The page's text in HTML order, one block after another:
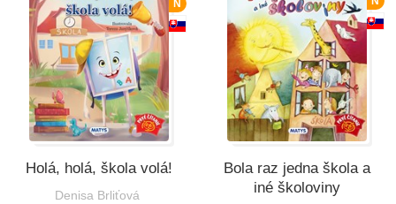
N
Holá, holá, škola volá!
Denisa Brliťová
Bola raz jedna škola a
iné školoviny